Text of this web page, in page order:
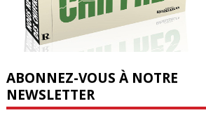
ABONNEZ-VOUS À NOTRE
NEWSLETTER